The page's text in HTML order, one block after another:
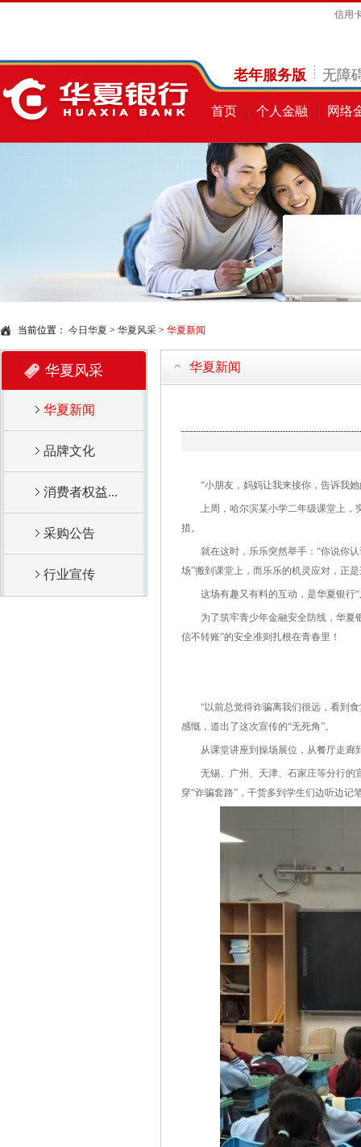
信用
老年服务版 无障
首页 个人金融 网络
当前位置： 今日华夏 > 华夏风采 > 华夏新闻
华夏风采
华夏新闻
品牌文化
消费者权益...
采购公告
行业宣传
华夏新闻
“小朋友，妈妈让我来接你，告诉我她
上周，哈尔滨某小学二年级课堂上，突
措。
就在这时，乐乐突然举手：“你说你认
场”搬到课堂上，而乐乐的机灵应对，正
这场有趣又有料的互动，是华夏银行“
为了筑牢青少年金融安全防线，华夏银
信不转账”的安全准则扎根在青春里！
“以前总觉得诈骗离我们很远，看到食
感慨，道出了这次宣传的“无死角”。
从课堂讲座到操场展位，从餐厅走廊
无锡、广州、天津、石家庄等分行的宣
穿“诈骗套路”，干货多到学生们边听边记